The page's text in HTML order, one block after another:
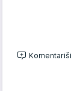
Komentariši